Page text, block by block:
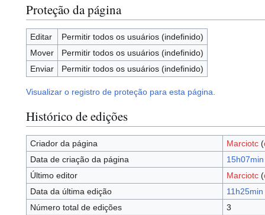
Proteção da página
Editar
Permitir todos os usuários (indefinido)
Mover
Permitir todos os usuários (indefinido)
Enviar
Permitir todos os usuários (indefinido)
Visualizar o registro de proteção para esta página.
Histórico de edições
Criador da página Marciotc (
Data de criação da página
Último editor
Marciotc (
Data da última edição
Número total de edições
3